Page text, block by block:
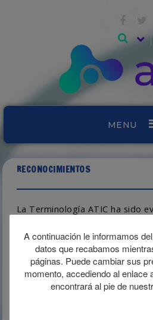
MENU
RECONOCIMIENTOS
La Terminología ATIC ha sido
España como lenguaje
desarrollo y la práctica
y multidisciplinar.
La Terminología ATIC ha sido
A continuación le informamos
datos que recabamos
páginas. Puede cambiar sus
momento, accediendo al enlace
encontrará al pie de